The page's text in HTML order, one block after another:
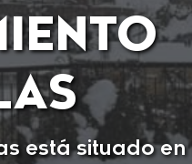
está situado en